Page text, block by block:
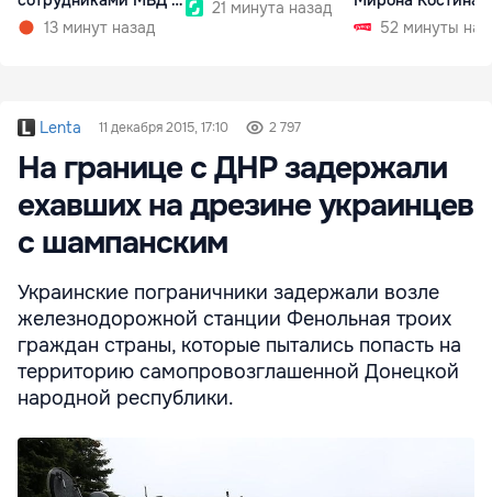
СИБ13 минут назад
21 минута назад
52 минуты
Lenta 11 декабря 2015, 17:10 2 797
На границе с ДНР задержали
ехавших на дрезине украинцев
с шампанским
Украинские пограничники задержали возле
железнодорожной станции Фенольная троих
граждан страны, которые пытались попасть на
территорию самопровозглашенной Донецкой
народной республики.